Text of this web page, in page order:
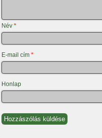
Név *
E-mail cím *
Honlap